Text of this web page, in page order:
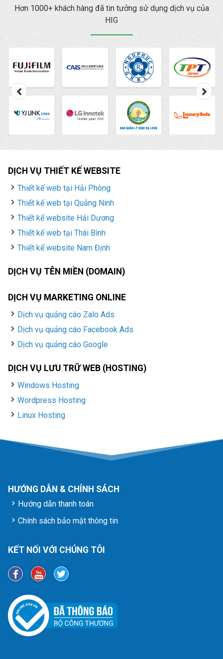
Hơn 1000+ khách hàng đã tin tưởng sử dụng dịch vụ của
HIG
DỊCH VỤ THIẾT KẾ WEBSITE
Thiết kế web tại Hải Phòng
Thiết kế web tại Quảng Ninh
Thiết kế website Hải Dương
Thiết kế web tại Thái Bình
Thiết kế website Nam Định
DỊCH VỤ TÊN MIỀN (DOMAIN)
DỊCH VỤ MARKETING ONLINE
Dịch vụ quảng cáo Zalo Ads
Dịch vụ quảng cáo Facebook Ads
Dịch vụ quảng cáo Google
DỊCH VỤ LƯU TRỮ WEB (HOSTING)
Windows Hosting
Wordpress Hosting
Linux Hosting
HƯỚNG DẪN & CHÍNH SÁCH
Hướng dẫn thanh toán
Chính sách bảo mật thông tin
KẾT NỐI VỚI CHÚNG TÔI